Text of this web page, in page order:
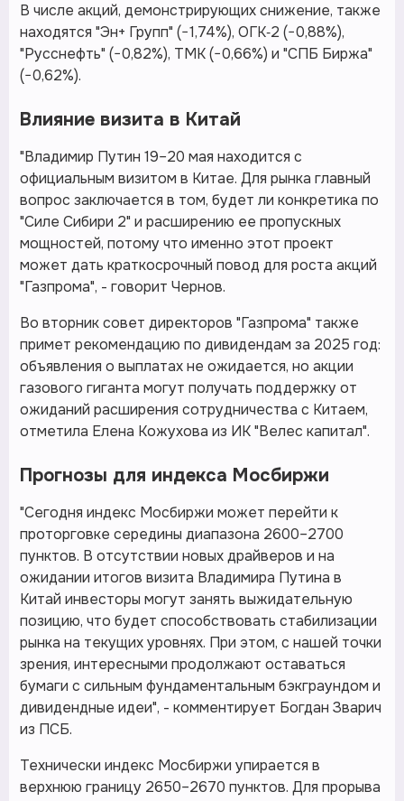
В числе акций, демонстрирующих снижение, также
находятся "Эн+ Групп" (−1,74%), ОГК‑2 (−0,88%),
"Русснефть" (−0,82%), ТМК (−0,66%) и "СПБ Биржа"
(−0,62%).
Влияние визита в Китай
"Владимир Путин 19–20 мая находится с
официальным визитом в Китае. Для рынка главный
вопрос заключается в том, будет ли конкретика по
"Силе Сибири 2" и расширению ее пропускных
мощностей, потому что именно этот проект
может дать краткосрочный повод для роста акций
"Газпрома", - говорит Чернов.
Во вторник совет директоров "Газпрома" также
примет рекомендацию по дивидендам за 2025 год:
объявления о выплатах не ожидается, но акции
газового гиганта могут получать поддержку от
ожиданий расширения сотрудничества с Китаем,
отметила Елена Кожухова из ИК "Велес капитал".
Прогнозы для индекса Мосбиржи
"Сегодня индекс Мосбиржи может перейти к
проторговке середины диапазона 2600–2700
пунктов. В отсутствии новых драйверов и на
ожидании итогов визита Владимира Путина в
Китай инвесторы могут занять выжидательную
позицию, что будет способствовать стабилизации
рынка на текущих уровнях. При этом, с нашей точки
зрения, интересными продолжают оставаться
бумаги с сильным фундаментальным бэкграундом и
дивидендные идеи", - комментирует Богдан Зварич
из ПСБ.
Технически индекс Мосбиржи упирается в
верхнюю границу 2650–2670 пунктов. Для прорыва